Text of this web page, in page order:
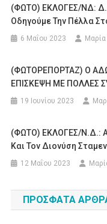
(ΦΩΤΟ) ΕΚΛΟΓΕΣ/ΝΔ: Δ.
Οδηγούμε Την Πέλλα
6 Μαΐου 2023
(ΦΩΤΟΡΕΠΟΡΤΑΖ) Ο
ΕΠΙΣΚΕΨΗ ΜΕ ΠΟΛΛΕΣ
19 Ιουνίου 2023
(ΦΩΤΟ) ΕΚΛΟΓΕΣ/Ν.Δ.:
Και Τον Διονύση
12 Μαΐου 2023
ΠΡΌΣΦΑΤΑ